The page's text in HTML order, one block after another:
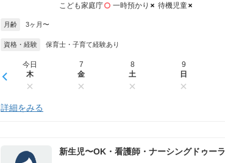
こども家庭庁 一時預かり 待機児童
月齢 3ヶ月〜
資格・経験 保育士・子育て経験あり
今日
木
7
金
8
土
9
日
詳細をみる
新生児〜OK・看護師・ナーシングドゥーラ